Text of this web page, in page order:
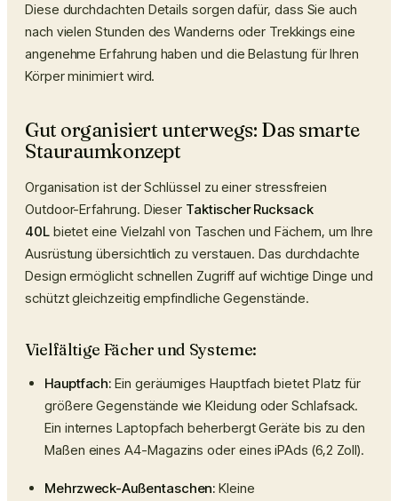
Diese durchdachten Details sorgen dafür, dass Sie auch
nach vielen Stunden des Wanderns oder Trekkings eine
angenehme Erfahrung haben und die Belastung für Ihren
Körper minimiert wird.
Gut organisiert unterwegs: Das smarte
Stauraumkonzept
Organisation ist der Schlüssel zu einer stressfreien
Outdoor-Erfahrung. Dieser Taktischer Rucksack
40Lbietet eine Vielzahl von Taschen und Fächern, um Ihre
Ausrüstung übersichtlich zu verstauen. Das durchdachte
Design ermöglicht schnellen Zugriff auf wichtige Dinge und
schützt gleichzeitig empfindliche Gegenstände.
Vielfältige Fächer und Systeme:
Hauptfach: Ein geräumiges Hauptfach bietet Platz für
größere Gegenstände wie Kleidung oder Schlafsack.
Ein internes Laptopfach beherbergt Geräte bis zu den
Maßen eines A4-Magazins oder eines iPAds (6,2 Zoll).
Mehrzweck-Außentaschen: Kleine